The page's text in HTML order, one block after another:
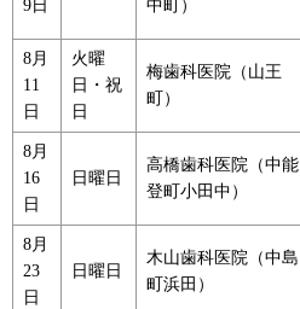
9日
中町）
8月
11
日
火曜
日・祝
日
梅歯科医院（山王
町）
8月
16
日
日曜日
高橋歯科医院（中能
登町小田中）
8月
23
日
日曜日
木山歯科医院（中島
町浜田）